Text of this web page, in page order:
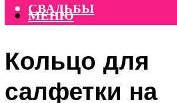
СВАДЬБЫ
МЕНЮ
Кольцо для
салфетки на